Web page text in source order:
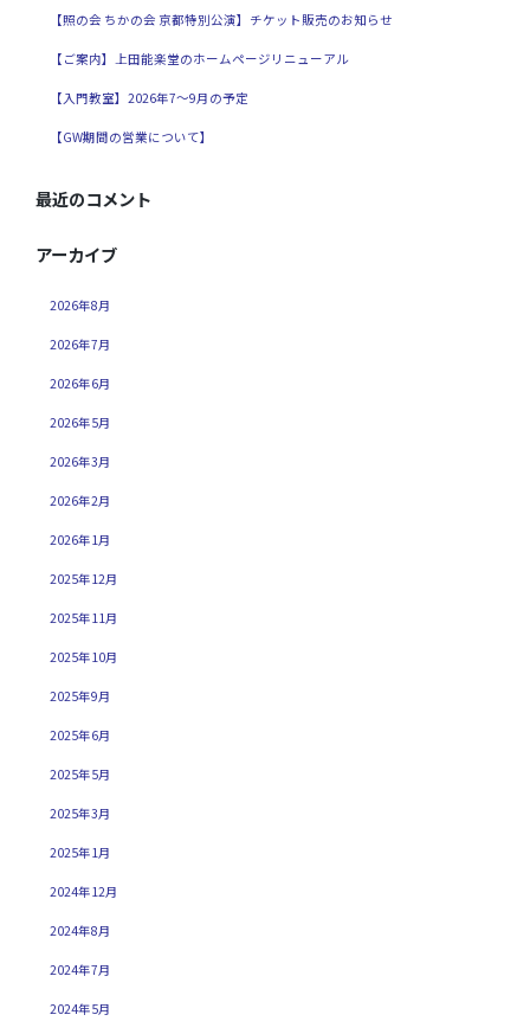
【照の会 ちかの会 京都特別公演】チケット販売のお知らせ
【ご案内】上田能楽堂のホームページリニューアル
【入門教室】2026年7～9月の予定
【GW期間の営業について】
最近のコメント
アーカイブ
2026年8月
2026年7月
2026年6月
2026年5月
2026年3月
2026年2月
2026年1月
2025年12月
2025年11月
2025年10月
2025年9月
2025年6月
2025年5月
2025年3月
2025年1月
2024年12月
2024年8月
2024年7月
2024年5月